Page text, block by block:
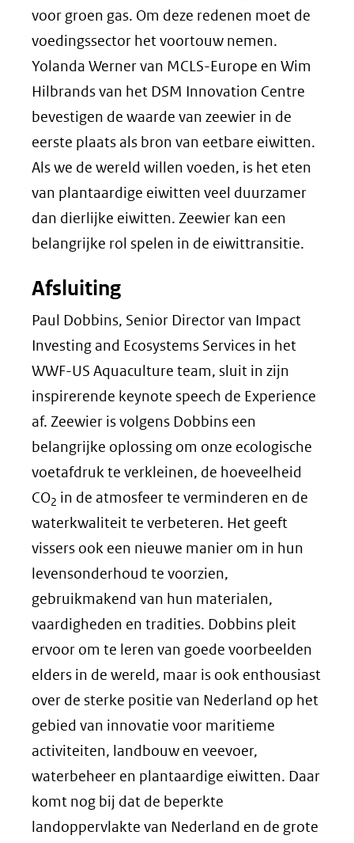
voor groen gas. Om deze redenen moet de
voedingssector het voortouw nemen.
Yolanda Werner van MCLS-Europe en Wim
Hilbrands van het DSM Innovation Centre
bevestigen de waarde van zeewier in de
eerste plaats als bron van eetbare eiwitten.
Als we de wereld willen voeden, is het eten
van plantaardige eiwitten veel duurzamer
dan dierlijke eiwitten. Zeewier kan een
belangrijke rol spelen in de eiwittransitie.
Afsluiting
Paul Dobbins, Senior Directorvan Impact
Investing and Ecosystems Services in het
WWF-US Aquaculture team, sluit in zijn
inspirerende keynote speech de Experience
af. Zeewier is volgens Dobbins een
belangrijke oplossing om onze ecologische
voetafdruk te verkleinen, de hoeveelheid
CO2 in de atmosfeer te verminderen en de
waterkwaliteit te verbeteren. Het geeft
vissers ook een nieuwe manier om in hun
levensonderhoud te voorzien,
gebruikmakend van hun materialen,
vaardigheden en tradities. Dobbins pleit
ervoor om te leren van goede voorbeelden
elders in de wereld, maar is ook enthousiast
over de sterke positie van Nederland op het
gebied van innovatie voor maritieme
activiteiten, landbouw en veevoer,
waterbeheer en plantaardige eiwitten. Daar
komt nog bij dat de beperkte
landoppervlakte van Nederland en de grote